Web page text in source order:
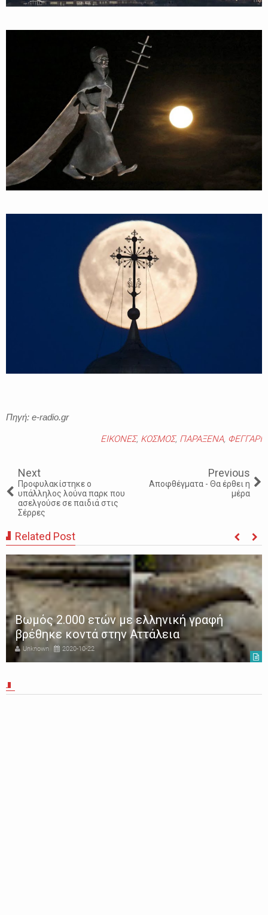
Πηγή: e-radio.gr
ΕΙΚΟΝΕΣ, ΚΟΣΜΟΣ, ΠΑΡΑΞΕΝΑ, ΦΕΓΓΑΡΙ
Next
Προφυλακίστηκε ο
υπάλληλος λούνα παρκ που
ασελγούσε σε παιδιά στις
Σέρρες
Previous
Αποφθέγματα - Θα έρθει η
μέρα
Related Post
Παγκόσμιος Οργανισμός Υγείας - Αυτή
είναι η λίστα με τα 116 πράγματα που
προκαλούν καρκίνο
Unknown 2017-05-04